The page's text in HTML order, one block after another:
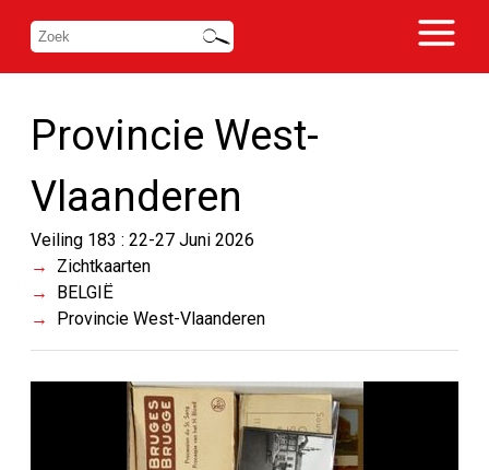
Provincie West-
Vlaanderen
Veiling 183 : 22-27 Juni 2026
Zichtkaarten
BELGIË
Provincie West-Vlaanderen